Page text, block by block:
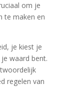
om je
te maken en
je kiest je
waard bent.
regelen van